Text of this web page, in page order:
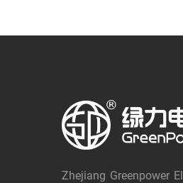
Zhejiang Greenpower